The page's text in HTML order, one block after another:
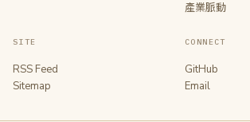
產業脈動
SITE
RSS Feed
Sitemap
CONNECT
GitHub
Email